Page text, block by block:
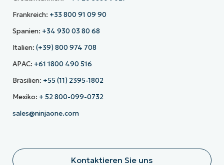
Frankreich: +33 800 91 09 90
Spanien: +34 930 03 80 68
Italien: (+39) 800 974 708
APAC: +61 1800 490 516
Brasilien: +55 (11) 2395-1802
Mexiko: + 52 800-099-0732
sales@ninjaone.com
Kontaktieren Sie uns